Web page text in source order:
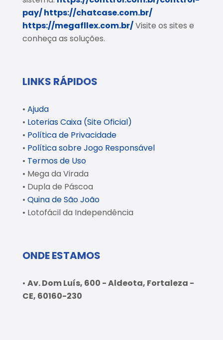
pay/https://chatcase.com.br/
https://megafllex.com.br/Visite os sites e
conheça as soluções.
LINKS RÁPIDOS
• Ajuda
• Loterias Caixa (Site Oficial)
• Política de Privacidade
• Política sobre Jogo Responsável
• Termos de Uso
• Mega da Virada
• Dupla de Páscoa
• Quina de São João
• Lotofácil da Independência
ONDE ESTAMOS
• Av. Dom Luís, 600 - Aldeota, Fortaleza -
CE, 60160-230